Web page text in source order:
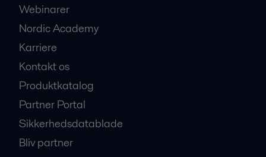
Webinarer
Nordic Academy
Karriere
Kontakt os
Produktkatalog
Partner Portal
Sikkerhedsdatablade
Bliv partner